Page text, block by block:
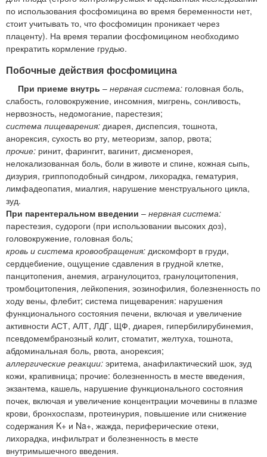
по использования фосфомицина во время беременности нет,
стоит учитывать то, что фосфомицин проникает через
плаценту). На время терапии фосфомицином необходимо
прекратить кормление грудью.
Побочные действия фосфомицина
При приеме внутрь – нервная система: головная боль,
слабость, головокружение, инсомния, мигрень, сонливость,
нервозность, недомогание, парестезия;
система пищеварения: диарея, диспепсия, тошнота,
анорексия, сухость во рту, метеоризм, запор, рвота;
прочие: ринит, фарингит, вагинит, дисменорея,
нелокализованная боль, боли в животе и спине, кожная сыпь,
дизурия, гриппоподобный синдром, лихорадка, гематурия,
лимфадеопатия, миалгия, нарушение менструального цикла,
зуд.
При парентеральном введении – нервная система:
парестезия, судороги (при использовании высоких доз),
головокружение, головная боль;
кровь и система кровообращения: дискомфорт в груди,
сердцебиение, ощущение сдавления в грудной клетке,
панцитопения, анемия, агранулоцитоз, гранулоцитопения,
тромбоцитопения, лейкопения, эозинофилия, болезненность по
ходу вены, флебит; система пищеварения: нарушения
функционального состояния печени, включая и увеличение
активности АСТ, АЛТ, ЛДГ, ЩФ, диарея, гипербилирубинемия,
псевдомембранозный колит, стоматит, желтуха, тошнота,
абдоминальная боль, рвота, анорексия;
аллергические реакции: эритема, анафилактический шок, зуд
кожи, крапивница; прочие: болезненность в месте введения,
экзантема, кашель, нарушение функционального состояния
почек, включая и увеличение концентрации мочевины в плазме
крови, бронхоспазм, протеинурия, повышение или снижение
содержания K+ и Na+, жажда, периферические отеки,
лихорадка, инфильтрат и болезненность в месте
внутримышечного введения.